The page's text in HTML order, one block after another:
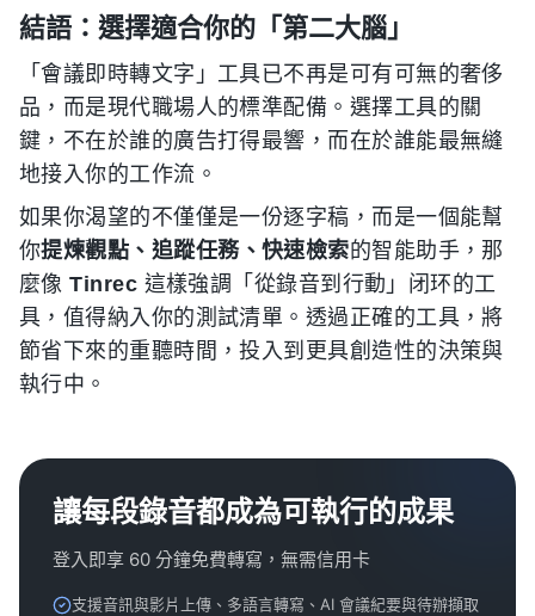
結語：選擇適合你的「第二大腦」
「會議即時轉文字」工具已不再是可有可無的奢侈
品，而是現代職場人的標準配備。選擇工具的關
鍵，不在於誰的廣告打得最響，而在於誰能最無縫
地接入你的工作流。
如果你渴望的不僅僅是一份逐字稿，而是一個能幫
你提煉觀點、追蹤任務、快速檢索的智能助手，那
麼像Tinrec 這樣強調「從錄音到行動」闭环的工
具，值得納入你的測試清單。透過正確的工具，將
節省下來的重聽時間，投入到更具創造性的決策與
執行中。
讓每段錄音都成為可執行的成果
登入即享 60 分鐘免費轉寫，無需信用卡
支援音訊與影片上傳、多語言轉寫、AI 會議紀要與待辦擷取